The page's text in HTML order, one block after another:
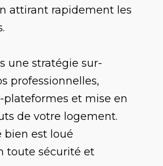
attirant rapidement les
une stratégie sur-
professionnelles,
et mise en
de votre logement.
bien est loué
toute sécurité et